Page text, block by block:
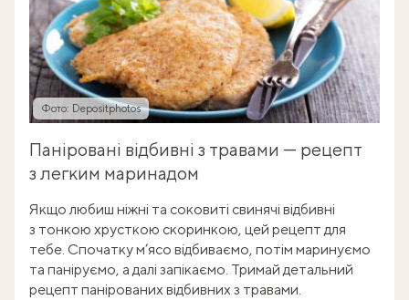
Фото: Depositphotos
Паніровані відбивні з травами — рецепт
з легким маринадом
Якщо любиш ніжні та соковиті свинячі відбивні
з тонкою хрусткою скоринкою, цей рецепт для
тебе. Спочатку м’ясо відбиваємо, потім маринуємо
та паніруємо, а далі запікаємо. Тримай детальний
рецепт панірованих відбивних з травами.